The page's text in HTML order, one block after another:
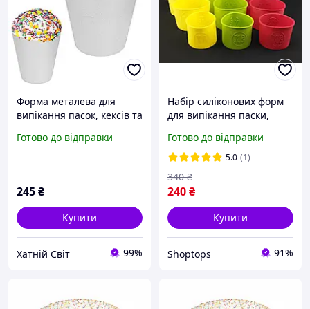
Форма металева для
випікання пасок, кексів та
Готово до відправки
245₴
Купити
Хатній Світ 99%
Набір силіконових форм
для випікання паски,
Готово до відправки
5.0 (1)
240₴
340 ₴
Купити
Shoptops 91%